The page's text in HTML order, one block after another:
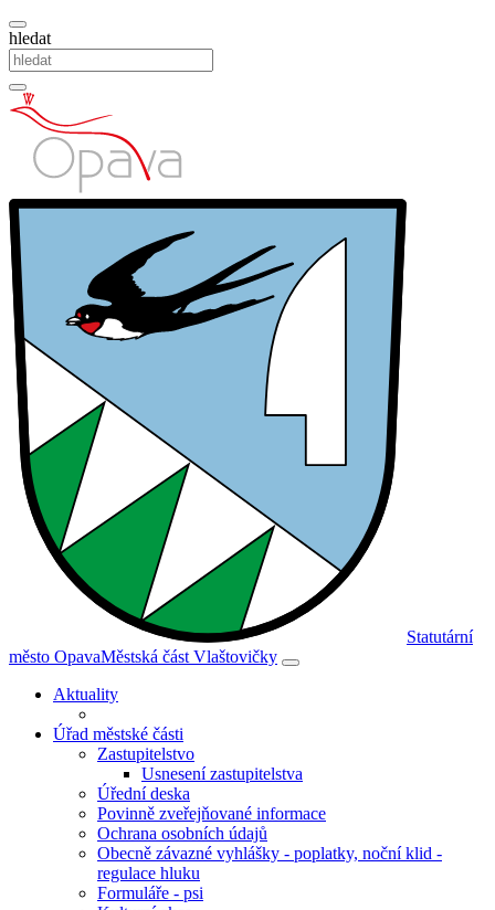
hledat
Statutární
město OpavaMěstská část Vlaštovičky
Aktuality
Úřad městské části
Zastupitelstvo
Usnesení zastupitelstva
Úřední deska
Povinně zveřejňované informace
Ochrana osobních údajů
Obecně závazné vyhlášky - poplatky, noční klid -
regulace hluku
Formuláře - psi